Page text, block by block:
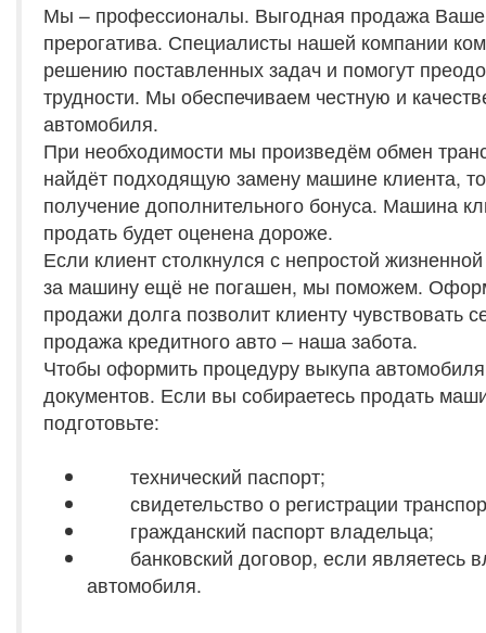
Мы – профессионалы. Выгодная продажа
прерогатива. Специалисты нашей компании
решению поставленных задач и помогут
трудности. Мы обеспечиваем честную и
автомобиля.
При необходимости мы произведём обмен
найдёт подходящую замену машине клиента,
получение дополнительного бонуса. Машина
продать будет оценена дороже.
Если клиент столкнулся с непростой
за машину ещё не погашен, мы поможем.
продажи долга позволит клиенту чувствовать
продажа кредитного авто – наша забота.
Чтобы оформить процедуру выкупа
документов. Если вы собираетесь продать
подготовьте:
технический паспорт;
свидетельство о регистрации
гражданский паспорт владельца;
банковский договор, если являетесь
автомобиля.